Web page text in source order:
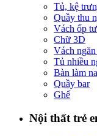
Tủ, kệ
Quầy thu
Vách ốp
Chữ 3D
Vách
Tủ nhiều
Bàn làm
Quầy bar
Ghế
Nội thất trẻ